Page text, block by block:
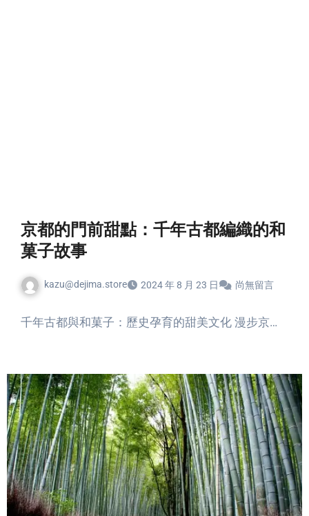
京都的門前甜點：千年古都編織的和
菓子故事
kazu@dejima.store 2024 年 8 月 23 日 尚無留言
千年古都與和菓子：歷史孕育的甜美文化 漫步京…